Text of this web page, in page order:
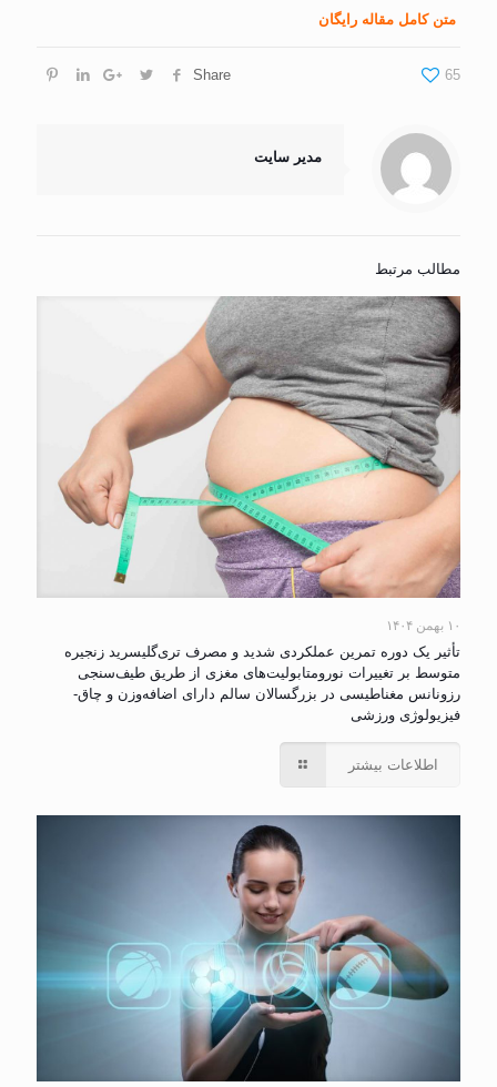
متن کامل مقاله رایگان
Share 65
مدیر سایت
مطالب مرتبط
۱۰ بهمن ۱۴۰۴
تأثیر یک دوره تمرین عملکردی شدید و مصرف تری‌گلیسرید زنجیره
متوسط بر تغییرات نورومتابولیت‌های مغزی از طریق طیف‌سنجی
رزونانس مغناطیسی در بزرگسالان سالم دارای اضافه‌وزن و چاق-
فیزیولوژی ورزشی
اطلاعات بیشتر